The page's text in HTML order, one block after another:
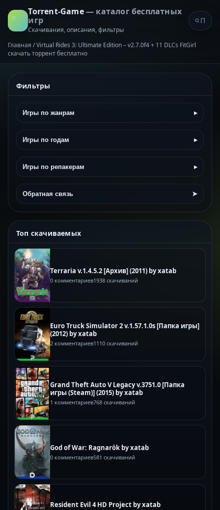
Torrent-Game— каталог бесплатных
игр
Скачивания, описания, фильтры
Главная /Virtual Rides 3: Ultimate Edition – v2.7.0f4 + 11 DLCs FitGirl
скачать торрент бесплатно
Фильтры
Игры по жанрам ▸
Игры по годам ▸
Игры по репакерам ▸
Обратная связь ➤
Топ скачиваемых
Terraria v.1.4.5.2 [Архив] (2011) by xatab
0 комментариев1938 скачиваний
Euro Truck Simulator 2 v.1.57.1.0s [Папка игры]
(2012) by xatab
2 комментариев1110 скачиваний
Grand Theft Auto V Legacy v.3751.0 [Папка
игры (Steam)] (2015) by xatab
1 комментариев768 скачиваний
God of War: Ragnarök by xatab
0 комментариев581 скачиваний
Resident Evil 4 HD Project by xatab